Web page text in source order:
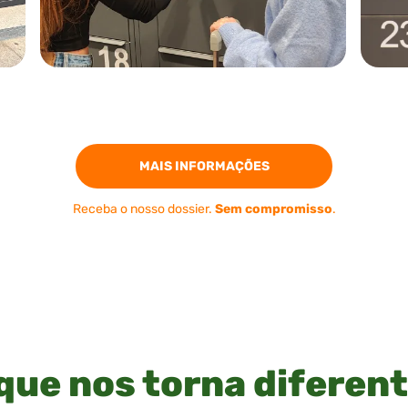
MAIS INFORMAÇÕES
Receba o nosso dossier. Sem compromisso.
nos torna